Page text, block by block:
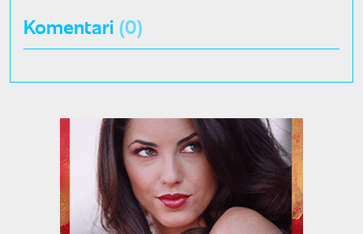
Komentari (0)